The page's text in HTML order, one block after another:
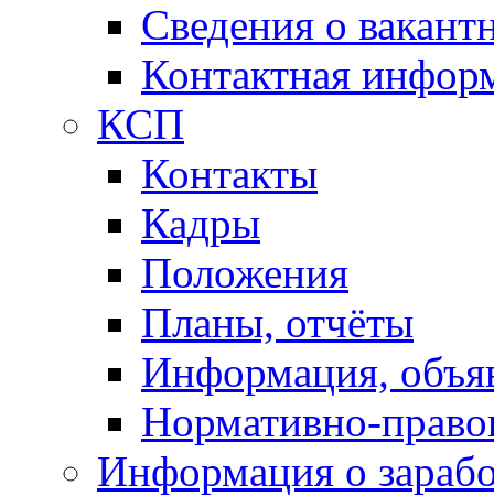
Сведения о
Контактная
КСП
Контакты
Кадры
Положения
Планы, отчёты
Информация,
Нормативно-
Информация о